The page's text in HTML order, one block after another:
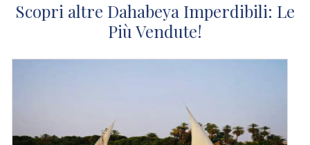
Scopri altre Dahabeya Imperdibili: Le
Più Vendute!